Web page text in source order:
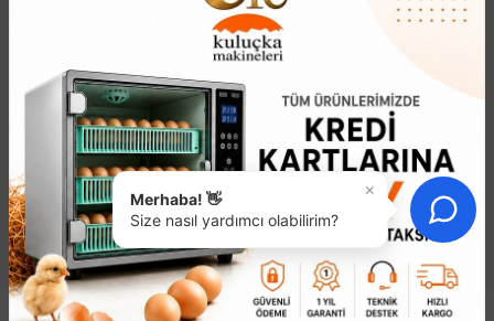
Efe 12 Yumurta Kapasiteli Çok
Amaçlı Viyol ile Kuluçka
Başarınızı ArtırınKendi kuluçka
makinenizi tasarlarken
başarıyı şansa bırakmayın.
Efe..
Çevirme Sistemi
Otomatik Yumurta Çevirme
Sistemi ile Kuluçka Başarınızı
KatlayınKuluçka verimliliğini
artırmak, profesyonel bir süreç
yönetimiyle mümkündür...
×
Merhaba! 👋
Size nasıl yardımcı olabilirim?